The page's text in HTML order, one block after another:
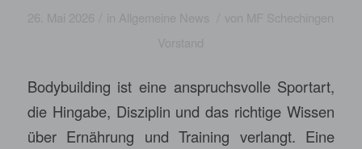
in Allgemeine News von
MF Schechingen
Vorstand
Bodybuilding ist eine anspruchsvolle Sportart,
die Hingabe, Disziplin und das richtige Wissen
über Ernährung und Training verlangt. Eine